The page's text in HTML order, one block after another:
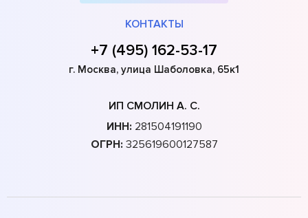
КОНТАКТЫ
+7 (495) 162-53-17
г. Москва, улица Шаболовка, 65к1
ИП СМОЛИН А. С.
ИНН: 281504191190
ОГРН: 325619600127587